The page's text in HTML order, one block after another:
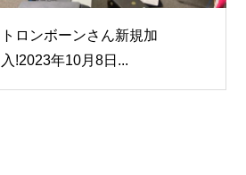
トロンボーンさん新規加
入!2023年10月8日...